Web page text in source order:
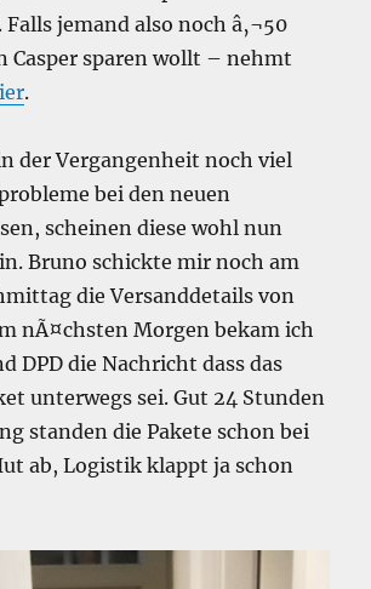
jemand also noch â‚¬50
Casper sparen wollt – nehmt
.
der Vergangenheit noch viel
bei den neuen
scheinen diese wohl nun
Bruno schickte mir noch am
die Versanddetails von
nÃ¤chsten Morgen bekam ich
DPD die Nachricht dass das
unterwegs sei. Gut 24 Stunden
standen die Pakete schon bei
ab, Logistik klappt ja schon